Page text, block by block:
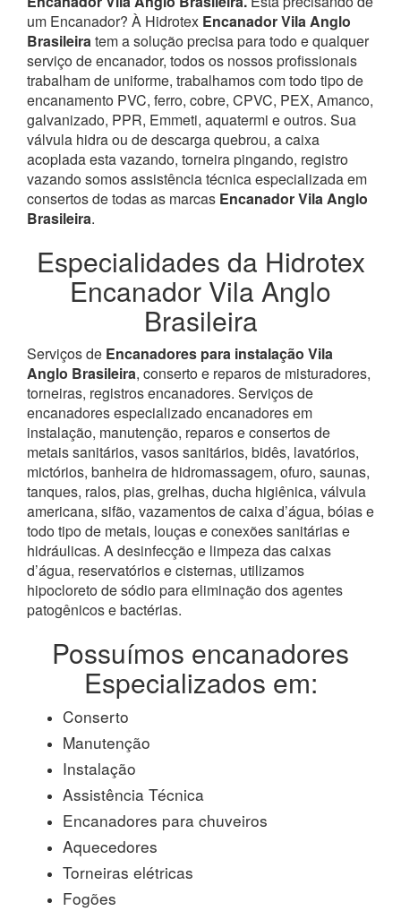
um Encanador? À Hidrotex Encanador Vila Anglo
Brasileiratem a solução precisa para todo e qualquer
serviço de encanador, todos os nossos profissionais
trabalham de uniforme, trabalhamos com todo tipo de
encanamento PVC, ferro, cobre, CPVC, PEX, Amanco,
galvanizado, PPR, Emmeti, aquatermi e outros. Sua
válvula hidra ou de descarga quebrou, a caixa
acoplada esta vazando, torneira pingando, registro
vazando somos assistência técnica especializada em
consertos de todas as marcas Encanador Vila Anglo
Brasileira.
Especialidades da Hidrotex
Encanador Vila Anglo
Brasileira
Serviços de Encanadores para instalação Vila
Anglo Brasileira, conserto e reparos de misturadores,
torneiras, registros encanadores. Serviços de
encanadores especializado encanadores em
instalação, manutenção, reparos e consertos de
metais sanitários, vasos sanitários, bidês, lavatórios,
mictórios, banheira de hidromassagem, ofuro, saunas,
tanques, ralos, pias, grelhas, ducha higiênica, válvula
americana, sifão, vazamentos de caixa d’água, bóias e
todo tipo de metais, louças e conexões sanitárias e
hidráulicas. A desinfecção e limpeza das caixas
d’água, reservatórios e cisternas, utilizamos
hipocloreto de sódio para eliminação dos agentes
patogênicos e bactérias.
Possuímos encanadores
Especializados em:
Conserto
Manutenção
Instalação
Assistência Técnica
Encanadores para chuveiros
Aquecedores
Torneiras elétricas
Fogões